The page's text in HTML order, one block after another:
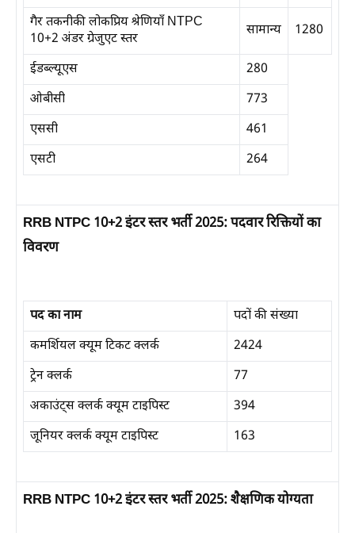
गैर तकनीकी लोकप्रिय श्रेणियाँ NTPC
10+2 अंडर ग्रेजुएट स्तर
सामान्य 1280
ईडब्ल्यूएस
280
ओबीसी
773
एससी
461
एसटी
264
RRB NTPC 10+2 इंटर स्तर भर्ती 2025: पदवार रिक्तियों का
विवरण
पद का नाम
पदों की संख्या
कमर्शियल क्यूम टिकट क्लर्क
2424
ट्रेन क्लर्क
77
अकाउंट्स क्लर्क क्यूम टाइपिस्ट
394
जूनियर क्लर्क क्यूम टाइपिस्ट
163
RRB NTPC 10+2 इंटर स्तर भर्ती 2025: शैक्षणिक योग्यता